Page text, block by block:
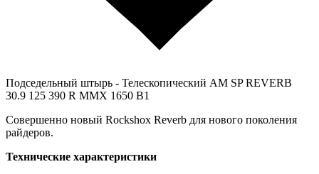
Подседельный штырь - Телескопический AM SP REVERB
30.9 125 390 R MMX 1650 B1
Совершенно новый Rockshox Reverb для нового поколения
райдеров.
Технические характеристики